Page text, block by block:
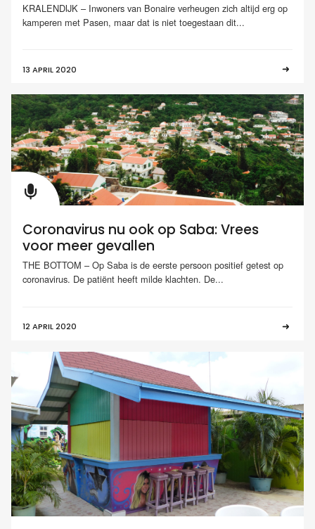
KRALENDIJK – Inwoners van Bonaire verheugen zich altijd erg op
kamperen met Pasen, maar dat is niet toegestaan dit...
13 APRIL 2020
Coronavirus nu ook op Saba: Vrees
voor meer gevallen
THE BOTTOM – Op Saba is de eerste persoon positief getest op
coronavirus. De patiënt heeft milde klachten. De...
12 APRIL 2020